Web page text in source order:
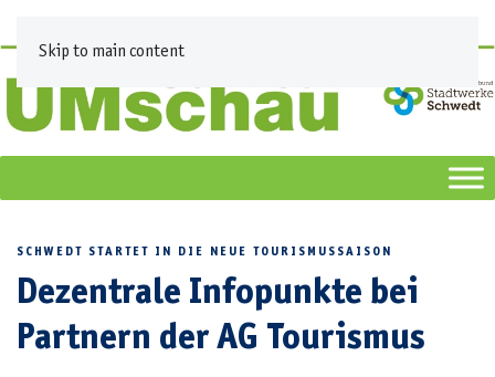
Skip to main content
SCHWEDT STARTET IN DIE NEUE TOURISMUSSAISON
Dezentrale Infopunkte bei
Partnern der AG Tourismus